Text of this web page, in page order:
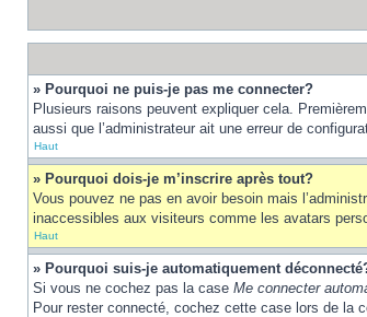
» Pourquoi ne puis-je pas me connecter?
Plusieurs raisons peuvent expliquer cela.
aussi que l’administrateur ait une erreur de
Haut
» Pourquoi dois-je m’inscrire après tout?
Vous pouvez ne pas en avoir besoin mais
inaccessibles aux visiteurs comme les avatars
Haut
» Pourquoi suis-je automatiquement
Si vous ne cochez pas la case Me connecter
Pour rester connecté, cochez cette case lors de la